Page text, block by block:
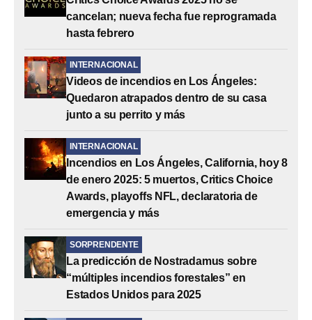
cancelan; nueva fecha fue reprogramada
hasta febrero
INTERNACIONAL
Videos de incendios en Los Ángeles:
Quedaron atrapados dentro de su casa
junto a su perrito y más
INTERNACIONAL
Incendios en Los Ángeles, California, hoy 8
de enero 2025: 5 muertos, Critics Choice
Awards, playoffs NFL, declaratoria de
emergencia y más
SORPRENDENTE
La predicción de Nostradamus sobre
“múltiples incendios forestales” en
Estados Unidos para 2025